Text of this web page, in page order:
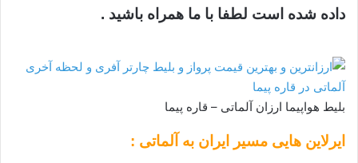
داده شده است لطفا با ما همراه باشید .
بلیط هواپیما ارزان آلماتی – قاره پیما
ایرلاین هایی مسیر ایران به آلماتی :